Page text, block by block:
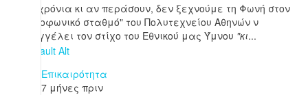
Όσα χρόνια κι αν περάσουν, δεν ξεχνούμε τη Φωνή στον
"ραδιοφωνικό σταθμό" του Πολυτεχνείου Αθηνών ν
´απαγγέλει τον στίχο του Εθνικού μας Ύμνου "κι...
Επικαιρότητα
7 μήνες πριν